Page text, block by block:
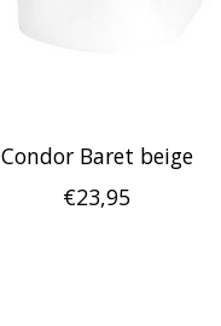
Condor Baret beige
€23,95